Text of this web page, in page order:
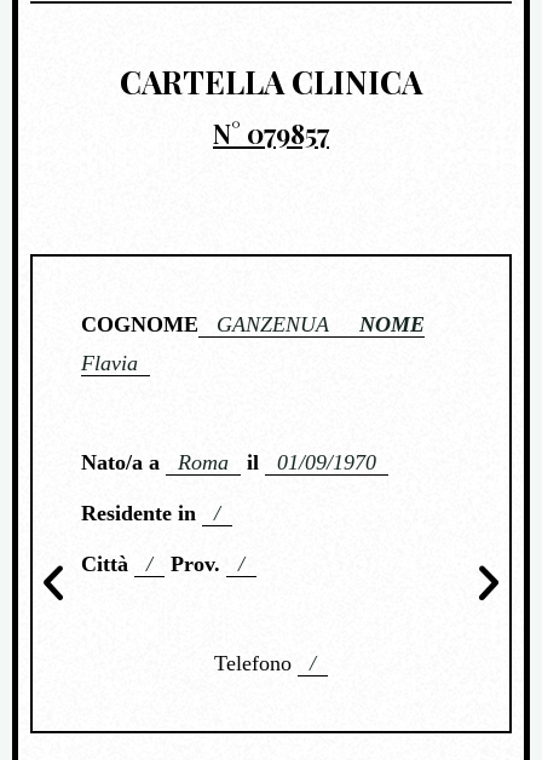
CARTELLA CLINICA
N° 079857
COGNOME GANZENUA
NOME
Flavia
Nato/a a Roma il 01/09/1970
Residente in /
Città / Prov. /
Telefono /